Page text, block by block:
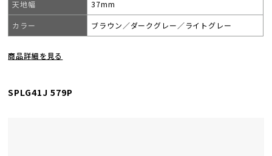
天地幅 37mm
カラー ブラウン／ダークグレー／ライトグレー
商品詳細を見る
SPLG41J 579P